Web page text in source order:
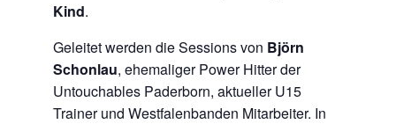
Kind.
Geleitet werden die Sessions von Björn
Schonlau, ehemaliger Power Hitter der
Untouchables Paderborn, aktueller U15
Trainer und Westfalenbanden Mitarbeiter. In